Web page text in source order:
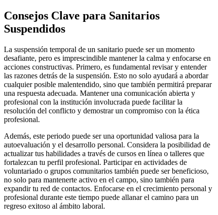
Consejos Clave para Sanitarios
Suspendidos
La suspensión temporal de un sanitario puede ser un momento
desafiante, pero es imprescindible mantener la calma y enfocarse en
acciones constructivas. Primero, es fundamental revisar y entender
las razones detrás de la suspensión. Esto no solo ayudará a abordar
cualquier posible malentendido, sino que también permitirá preparar
una respuesta adecuada. Mantener una comunicación abierta y
profesional con la institución involucrada puede facilitar la
resolución del conflicto y demostrar un compromiso con la ética
profesional.
Además, este periodo puede ser una oportunidad valiosa para la
autoevaluación y el desarrollo personal. Considera la posibilidad de
actualizar tus habilidades a través de cursos en línea o talleres que
fortalezcan tu perfil profesional. Participar en actividades de
voluntariado o grupos comunitarios también puede ser beneficioso,
no solo para mantenerte activo en el campo, sino también para
expandir tu red de contactos. Enfocarse en el crecimiento personal y
profesional durante este tiempo puede allanar el camino para un
regreso exitoso al ámbito laboral.